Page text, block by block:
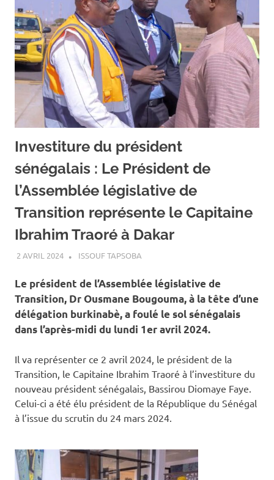
Investiture du président
sénégalais : Le Président de
l’Assemblée législative de
Transition représente le Capitaine
Ibrahim Traoré à Dakar
2 AVRIL 2024 ISSOUF TAPSOBA
Le président de l’Assemblée législative de
Transition, Dr Ousmane Bougouma, à la tête d’une
délégation burkinabè, a foulé le sol sénégalais
dans l’après-midi du lundi 1er avril 2024.
Il va représenter ce 2 avril 2024, le président de la
Transition, le Capitaine Ibrahim Traoré à l’investiture du
nouveau président sénégalais, Bassirou Diomaye Faye.
Celui-ci a été élu président de la République du Sénégal
à l’issue du scrutin du 24 mars 2024.